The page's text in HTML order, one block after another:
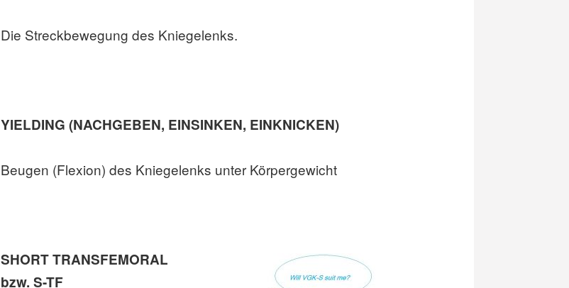
Die Streckbewegung des Kniegelenks.
YIELDING (NACHGEBEN, EINSINKEN, EINKNICKEN)
Beugen (Flexion) des Kniegelenks unter Körpergewicht
SHORT TRANSFEMORAL
bzw. S-TF